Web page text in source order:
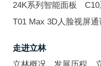
24K系列智能面板
T01 Max 3D人脸视屏
走进立林
立林概况
发展历程